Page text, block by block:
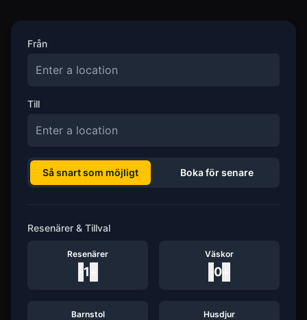
Från
Till
Så snart som möjligt Boka för senare
Resenärer & Tillval
Resenärer
1
Väskor
0
Barnstol Husdjur